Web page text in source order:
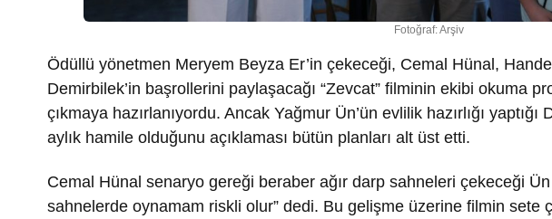
Fotoğraf: Arşiv
Ödüllü yönetmen Meryem Beyza Er’in çekeceği, Cemal Hünal,
Demirbilek’in başrollerini paylaşacağı “Zevcat” filminin ekibi okuma
çıkmaya hazırlanıyordu. Ancak Yağmur Ün’ün evlilik hazırlığı
aylık hamile olduğunu açıklaması bütün planları alt üst etti.
Cemal Hünal senaryo gereği beraber ağır darp sahneleri çekeceği
sahnelerde oynamam riskli olur” dedi. Bu gelişme üzerine filmin sete